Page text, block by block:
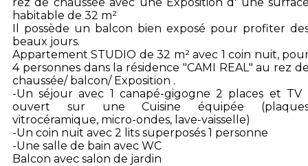
habitable de 32 m²
Il possède un balcon bien exposé pour profiter
beaux jours.
Appartement STUDIO de 32 m² avec 1 coin nuit,
4 personnes dans la résidence "CAMI REAL" au rez
chaussée/ balcon/ Exposition .
-Un séjour avec 1 canapé-gigogne 2 places et TV
ouvert sur une Cuisine équipée
vitrocéramique, micro-ondes, lave-vaisselle)
-Un coin nuit avec 2 lits superposés 1 personne
-Une salle de bain avec WC
Balcon avec salon de jardin